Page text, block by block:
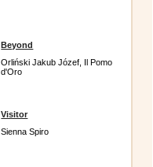
Beyond
Orliński Jakub Józef, Il Pomo
d'Oro
Visitor
Sienna Spiro